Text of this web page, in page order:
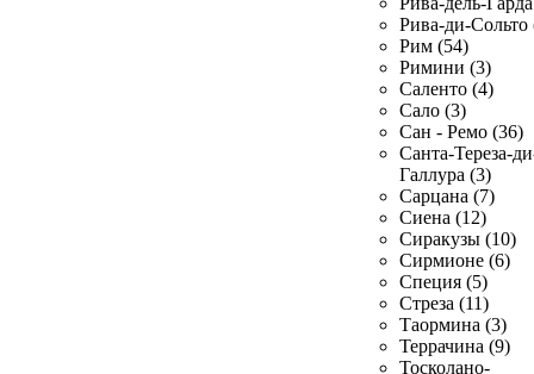
Рива-ди-Сольто
Рим (54)
Римини (3)
Саленто (4)
Сало (3)
Сан - Ремо (36)
Санта-Тереза-
Галлура (3)
Сарцана (7)
Сиена (12)
Сиракузы (10)
Сирмионе (6)
Специя (5)
Стреза (11)
Таормина (3)
Террачина (9)
Тосколано-